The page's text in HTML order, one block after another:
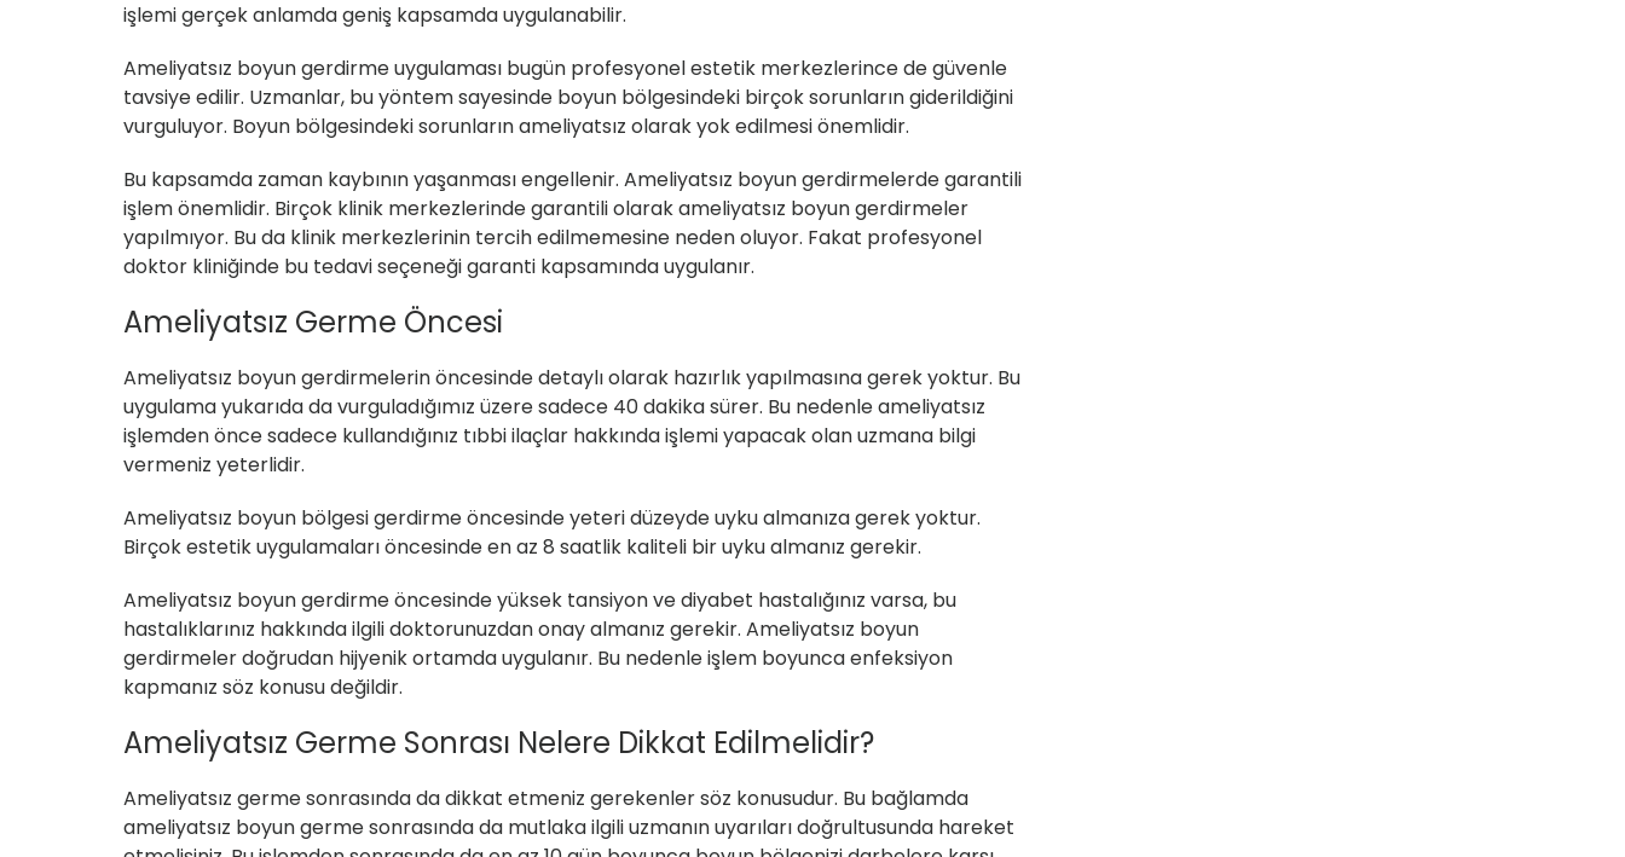
işlemi gerçek anlamda geniş kapsamda uygulanabilir.
Ameliyatsız boyun gerdirme uygulaması bugün profesyonel estetik merkezlerince de güvenle
tavsiye edilir. Uzmanlar, bu yöntem sayesinde boyun bölgesindeki birçok sorunların giderildiğini
vurguluyor. Boyun bölgesindeki sorunların ameliyatsız olarak yok edilmesi önemlidir.
Bu kapsamda zaman kaybının yaşanması engellenir. Ameliyatsız boyun gerdirmelerde garantili
işlem önemlidir. Birçok klinik merkezlerinde garantili olarak ameliyatsız boyun gerdirmeler
yapılmıyor. Bu da klinik merkezlerinin tercih edilmemesine neden oluyor. Fakat profesyonel
doktor kliniğinde bu tedavi seçeneği garanti kapsamında uygulanır.
Ameliyatsız Germe Öncesi
Ameliyatsız boyun gerdirmelerin öncesinde detaylı olarak hazırlık yapılmasına gerek yoktur. Bu
uygulama yukarıda da vurguladığımız üzere sadece 40 dakika sürer. Bu nedenle ameliyatsız
işlemden önce sadece kullandığınız tıbbi ilaçlar hakkında işlemi yapacak olan uzmana bilgi
vermeniz yeterlidir.
Ameliyatsız boyun bölgesi gerdirme öncesinde yeteri düzeyde uyku almanıza gerek yoktur.
Birçok estetik uygulamaları öncesinde en az 8 saatlik kaliteli bir uyku almanız gerekir.
Ameliyatsız boyun gerdirme öncesinde yüksek tansiyon ve diyabet hastalığınız varsa, bu
hastalıklarınız hakkında ilgili doktorunuzdan onay almanız gerekir. Ameliyatsız boyun
gerdirmeler doğrudan hijyenik ortamda uygulanır. Bu nedenle işlem boyunca enfeksiyon
kapmanız söz konusu değildir.
Ameliyatsız Germe Sonrası Nelere Dikkat Edilmelidir?
Ameliyatsız germe sonrasında da dikkat etmeniz gerekenler söz konusudur. Bu bağlamda
ameliyatsız boyun germe sonrasında da mutlaka ilgili uzmanın uyarıları doğrultusunda hareket